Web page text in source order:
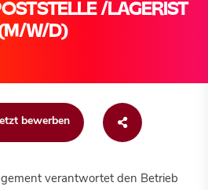
/LAGERIST
W/D)
bewerben
verantwortet den Betrieb